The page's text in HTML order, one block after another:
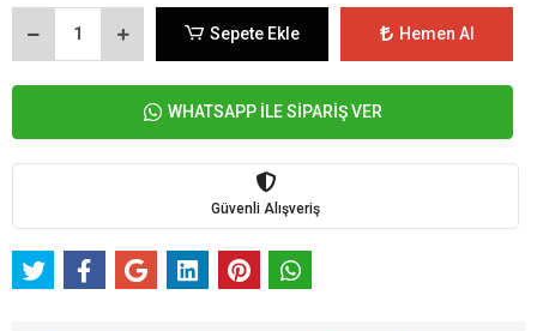
Sepete Ekle Hemen Al
WHATSAPP İLE SİPARİŞ VER
Güvenli Alışveriş